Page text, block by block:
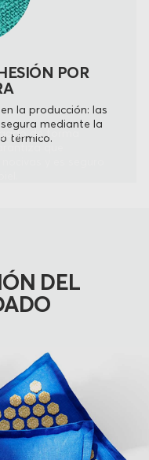
POR
la producción: las
mediante la
térmico.
de forma
que
DEL